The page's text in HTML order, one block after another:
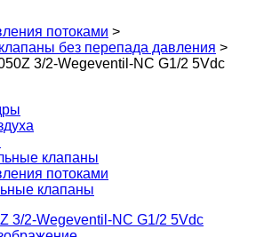
потоками >
без перепада давления >
3/2-Wegeventil-NC G1/2 5Vdc
клапаны
потоками
клапаны